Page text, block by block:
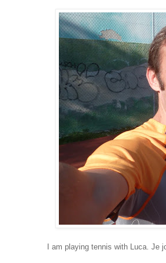
I am playing tennis with Luca. Je